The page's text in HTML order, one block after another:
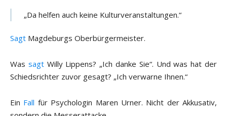
„Da helfen auch keine Kulturveranstaltungen.“
Sagt Magdeburgs Oberbürgermeister.
Was sagtWilly Lippens? „Ich danke Sie“. Und was hat der
Schiedsrichter zuvor gesagt? „Ich verwarne Ihnen.“
Ein Fall für Psychologin Maren Urner. Nicht der Akkusativ,